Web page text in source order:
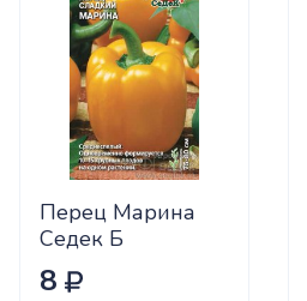
Перец Марина
Седек Б
8